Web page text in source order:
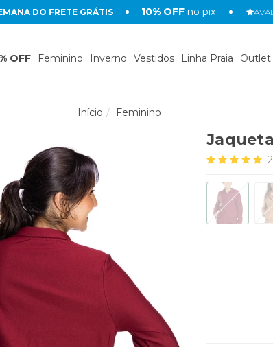
DO FRETE GRÁTIS 10% OFF no pix
OFF Feminino Inverno Vestidos Linha Praia Outlet
Início Feminino
2